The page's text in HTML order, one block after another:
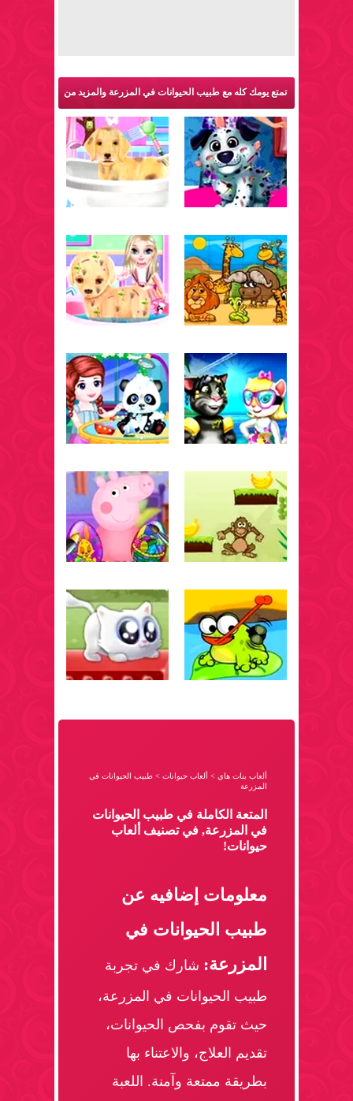
تمتع يومك كله مع طبيب الحيوانات في المزرعة والمزيد من
ألعاب حيوانات:
ألعاب بنات هاي > ألعاب حيوانات > طبيب الحيوانات في
المزرعة
المتعة الكاملة في طبيب الحيوانات
في المزرعة, في تصنيف ألعاب
حيوانات!
معلومات إضافيه عن
طبيب الحيوانات في
المزرعة: شارك في تجربة
طبيب الحيوانات في المزرعة،
حيث تقوم بفحص الحيوانات،
تقديم العلاج، والاعتناء بها
بطريقة ممتعة وآمنة. اللعبة